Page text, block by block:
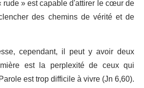
des chemins de vérité et de
cependant, il peut y avoir deux
est la perplexité de ceux qui
est trop difficile à vivre (Jn 6,60).